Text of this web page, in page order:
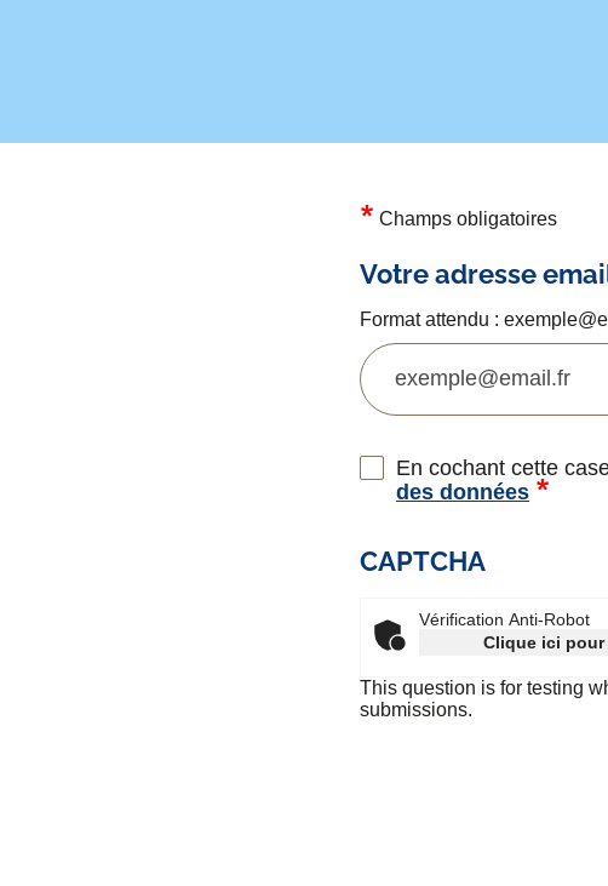
Champs obligatoires
Votre adresse
Format attendu :
En cochant cette
des données
CAPTCHA
Vérification Anti-Robot
Clique ici pour
This question is for testing
submissions.